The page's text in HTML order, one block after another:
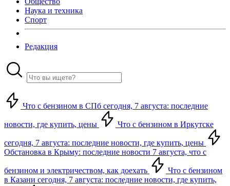
Наука и техника
Спорт
Редакция
Что с бензином в СПб сегодня, 7 августа: последние
новости, где купить, цены Что с бензином в Иркутске
сегодня, 7 августа: последние новости, где купить, цены
Обстановка в Крыму: последние новости 7 августа, что с
бензином и электричеством, как доехать
Что с бензином
в Казани сегодня, 7 августа: последние новости, где купить,